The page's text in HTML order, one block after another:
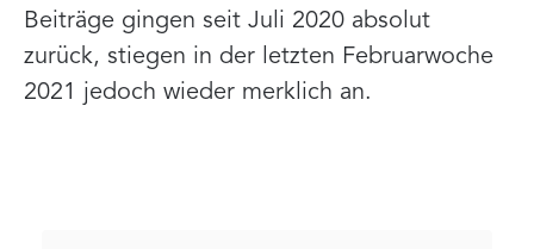
Beiträge gingen seit Juli 2020 absolut
zurück, stiegen in der letzten Februarwoche
2021 jedoch wieder merklich an.